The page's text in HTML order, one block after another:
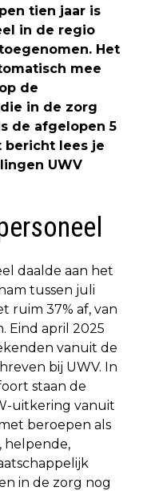
tien jaar is
in de regio
Het
mee
de
in de zorg
de afgelopen 5
bericht lees je
UWV
daalde aan het
tussen juli
ruim 37% af, van
Eind april 2025
vanuit de
bij UWV. In
staan de
uitkering vanuit
beroepen als
helpende,
in de zorg nog